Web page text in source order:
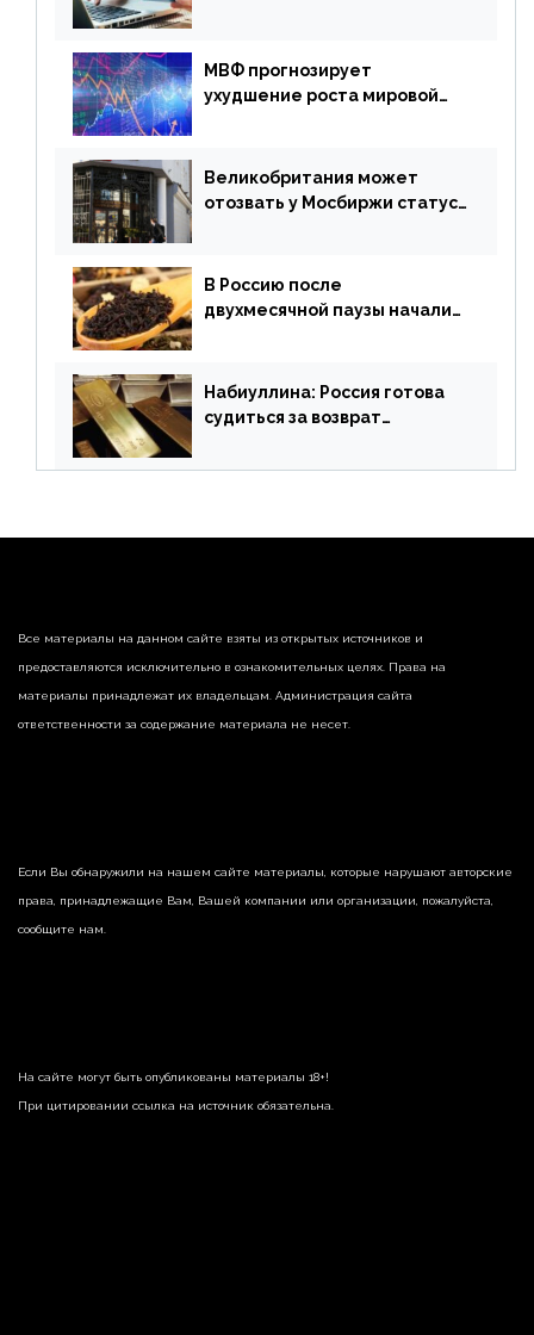
МВФ прогнозирует
ухудшение роста мировой
апреля
Великобритания может
отозвать у Мосбиржи статус
В Россию после
двухмесячной паузы начали
Набиуллина: Россия готова
судиться за возврат
страны
Все материалы на данном сайте взяты из открытых источников и
предоставляются исключительно в ознакомительных целях. Права на
материалы принадлежат их владельцам. Администрация сайта
ответственности за содержание материала не несет.
Если Вы обнаружили на нашем сайте материалы, которые нарушают авторские
права, принадлежащие Вам, Вашей компании или организации, пожалуйста,
сообщите нам.
На сайте могут быть опубликованы материалы 18+!
При цитировании ссылка на источник обязательна.